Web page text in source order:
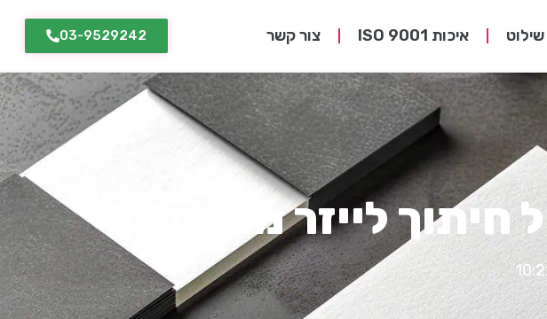
שילוט איכות ISO 9001 צור קשר 03-9529242
לייזר מתכת